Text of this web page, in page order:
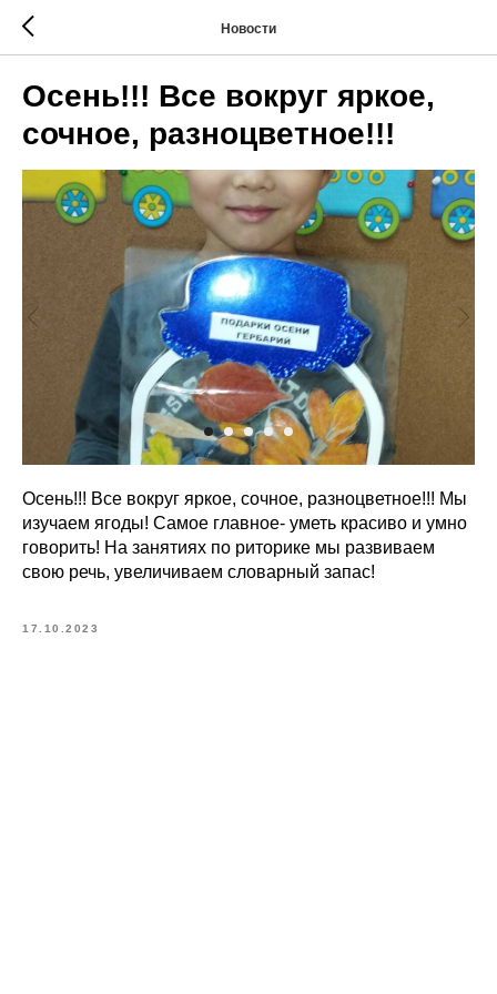
Новости
Осень!!! Все вокруг яркое,
сочное, разноцветное!!!
Осень!!! Все вокруг яркое, сочное, разноцветное!!! Мы
изучаем ягоды! Самое главное- уметь красиво и умно
говорить! На занятиях по риторике мы развиваем
свою речь, увеличиваем словарный запас!
17.10.2023